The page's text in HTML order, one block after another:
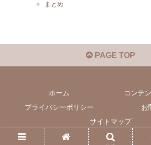
まとめ
PAGE TOP
ホーム
コンテ
プライバシーポリシー
お
サイトマップ
© 2020-2026 ワンラヴライ